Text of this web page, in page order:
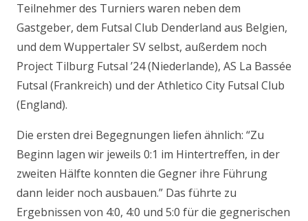
Teilnehmer des Turniers waren neben dem
Gastgeber, dem Futsal Club Denderland aus Belgien,
und dem Wuppertaler SV selbst, außerdem noch
Project Tilburg Futsal ’24 (Niederlande), AS La Bassée
Futsal (Frankreich) und der Athletico City Futsal Club
(England).
Die ersten drei Begegnungen liefen ähnlich: “Zu
Beginn lagen wir jeweils 0:1 im Hintertreffen, in der
zweiten Hälfte konnten die Gegner ihre Führung
dann leider noch ausbauen.” Das führte zu
Ergebnissen von 4:0, 4:0 und 5:0 für die gegnerischen